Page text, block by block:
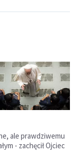
ale prawdziwemu
- zachęcił Ojciec